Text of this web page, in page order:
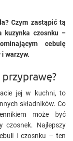
Czym zastąpić tą
kuzynka czosnku –
cebulę
warzyw.
jej w kuchni, to
składników. Co
może być
czosnek. Najlepszy
i czosnku – ten